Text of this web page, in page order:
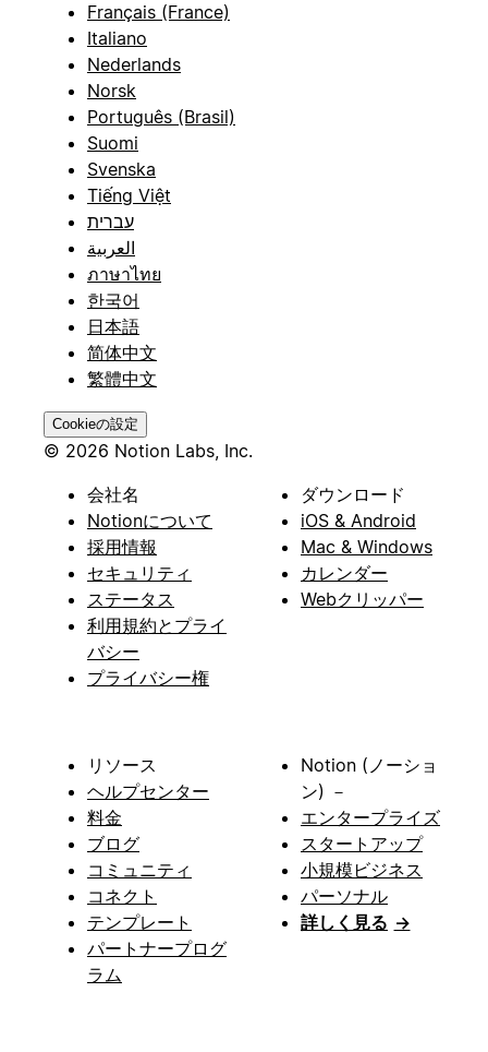
Français (France)
Italiano
Nederlands
Norsk
Português (Brasil)
Suomi
Svenska
Tiếng Việt
עברית
العربية
ภาษาไทย
한국어
日本語
简体中文
繁體中文
Cookieの設定
© 2026 Notion Labs, Inc.
会社名
Notionについて
採用情報
セキュリティ
ステータス
利用規約とプライ
バシー
プライバシー権
ダウンロード
iOS & Android
Mac & Windows
カレンダー
Webクリッパー
リソース
ヘルプセンター
料金
ブログ
コミュニティ
コネクト
テンプレート
パートナープログ
ラム
Notion (ノーショ
ン) －
エンタープライズ
スタートアップ
小規模ビジネス
パーソナル
詳しく見る →